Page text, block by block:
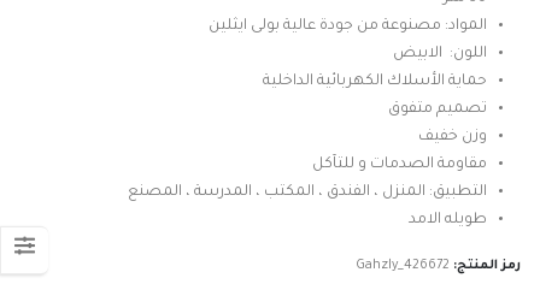
المواد: مصنوعة من جودة عالية بولى ايثلين
اللون: الابيض
حماية الأسلاك الكهربائية الداخلية
تصميم متفوق
وزن خفيف
مقاومة الصدمات و للتآكل
التطبيق: المنزل ، الفندق ، المكتب ، المدرسة ، المصنع
طويله الامد
رمز المنتج: Gahzly_426672